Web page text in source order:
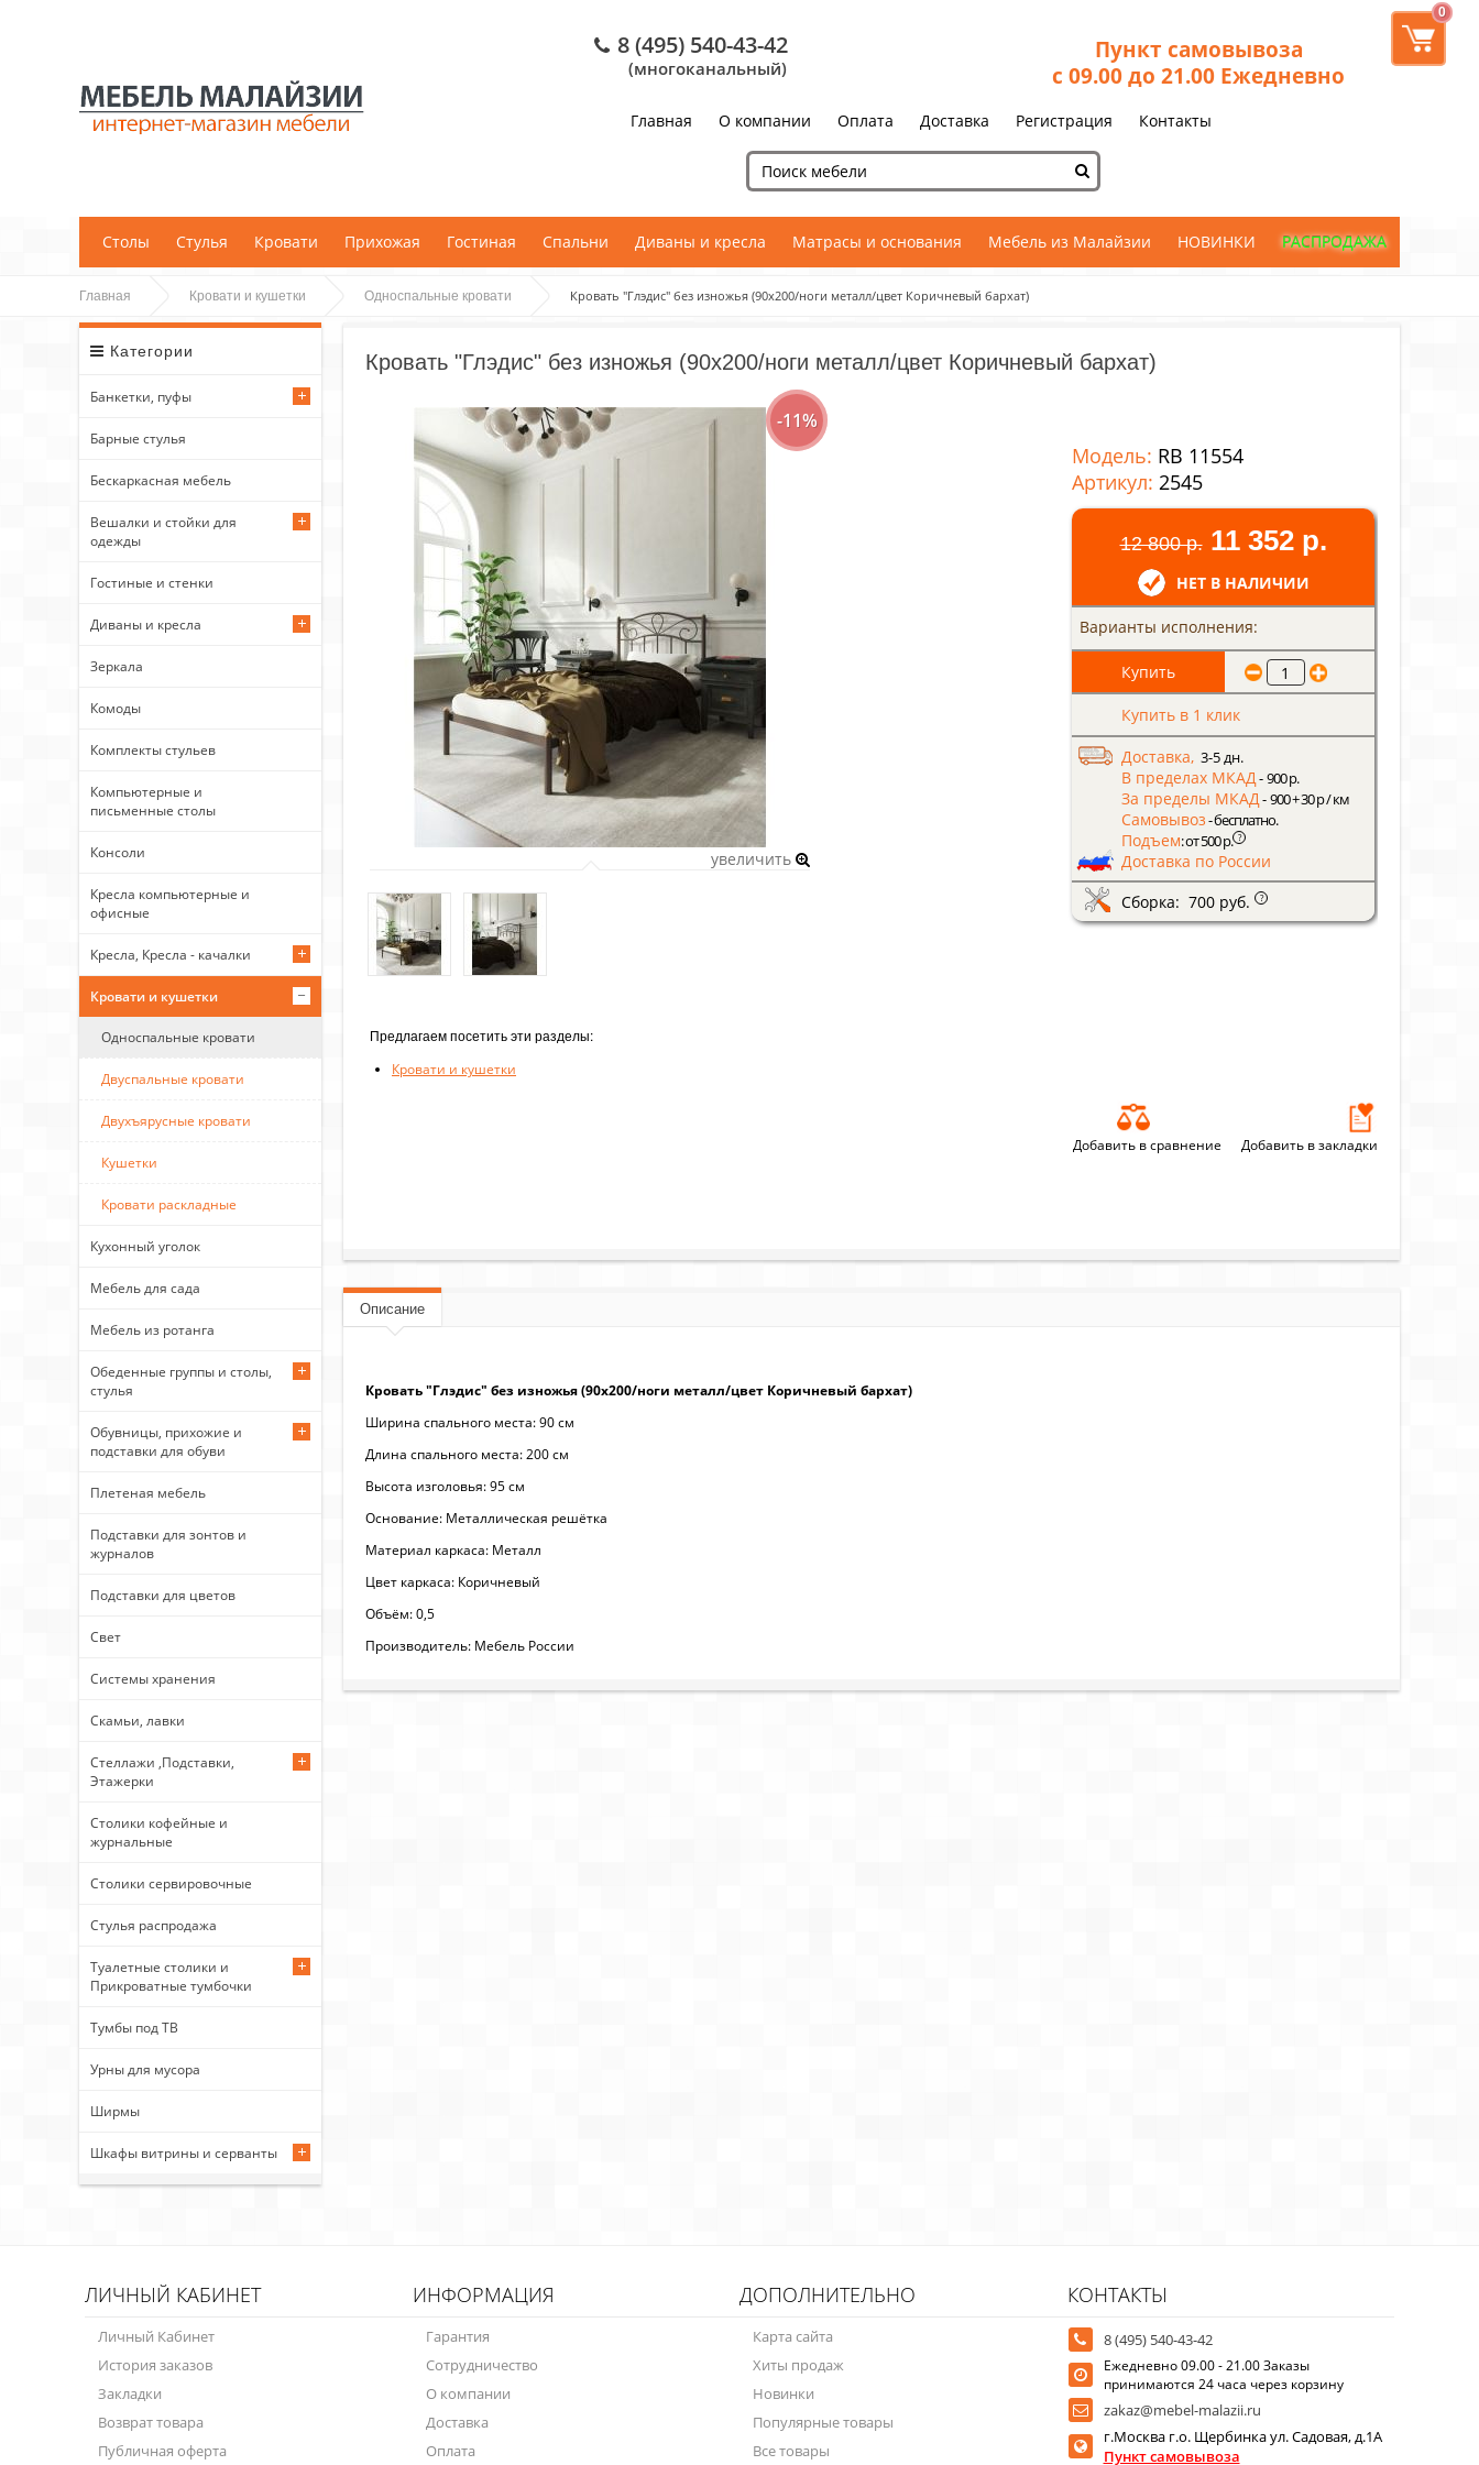
0
8 (495) 540-43-42
(многоканальный)
Пункт самовывоза
с 09.00 до 21.00 Ежедневно
Главная О компании Оплата Доставка Регистрация Контакты
Столы Стулья Кровати Прихожая Гостиная Спальни Диваны и кресла Матрасы и основания Мебель из Малайзии НОВИНКИ РАСПРОДАЖА
Главная Кровати и кушетки Односпальные кровати Кровать "Глэдис" без изножья (90х200/ноги металл/цвет Коричневый бархат)
Категории
Банкетки, пуфы
Барные стулья
Бескаркасная мебель
Вешалки и стойки для
одежды
Гостиные и стенки
Диваны и кресла
Зеркала
Комоды
Комплекты стульев
Компьютерные и
письменные столы
Консоли
Кресла компьютерные и
офисные
Кресла, Кресла - качалки
Кровати и кушетки
Односпальные кровати
Двуспальные кровати
Двухъярусные кровати
Кушетки
Кровати раскладные
Кухонный уголок
Мебель для сада
Мебель из ротанга
Обеденные группы и столы,
стулья
Обувницы, прихожие и
подставки для обуви
Плетеная мебель
Подставки для зонтов и
журналов
Подставки для цветов
Свет
Системы хранения
Скамьи, лавки
Стеллажи ,Подставки,
Этажерки
Столики кофейные и
журнальные
Столики сервировочные
Стулья распродажа
Туалетные столики и
Прикроватные тумбочки
Тумбы под ТВ
Урны для мусора
Ширмы
Шкафы витрины и серванты
Кровать "Глэдис" без изножья (90х200/ноги металл/цвет Коричневый бархат)
-11%
увеличить
Предлагаем посетить эти разделы:
Кровати и кушетки
Модель: RB 11554
Артикул: 2545
12 800 р. 11 352 р.
НЕТ В НАЛИЧИИ
Варианты исполнения:
Купить в 1 клик
Доставка, 3-5 дн.
В пределах МКАД- 900 р.
За пределы МКАД- 900 + 30 р / км
Самовывоз- бесплатно.
Подъем: от 500 р. ?
Доставка по России
Сборка: 700 руб.
?
Добавить в сравнение Добавить в закладки
Описание
Кровать "Глэдис" без изножья (90х200/ноги металл/цвет Коричневый бархат)
Ширина спального места: 90 см
Длина спального места: 200 см
Высота изголовья: 95 см
Основание: Металлическая решётка
Материал каркаса: Металл
Цвет каркаса: Коричневый
Объём: 0,5
Производитель: Мебель России
ЛИЧНЫЙ КАБИНЕТ
Личный Кабинет
История заказов
Закладки
Возврат товара
Публичная оферта
ИНФОРМАЦИЯ
Гарантия
Сотрудничество
О компании
Доставка
Оплата
ДОПОЛНИТЕЛЬНО
Карта сайта
Хиты продаж
Новинки
Популярные товары
Все товары
КОНТАКТЫ
8 (495) 540-43-42
Ежедневно 09.00 - 21.00 Заказы
принимаются 24 часа через корзину
zakaz@mebel-malazii.ru
г.Москва г.о. Щербинка ул. Садовая, д.1А
Пункт самовывоза